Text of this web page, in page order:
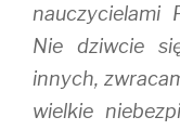
nauczycielami
Nie dziwcie
innych,
wielkie